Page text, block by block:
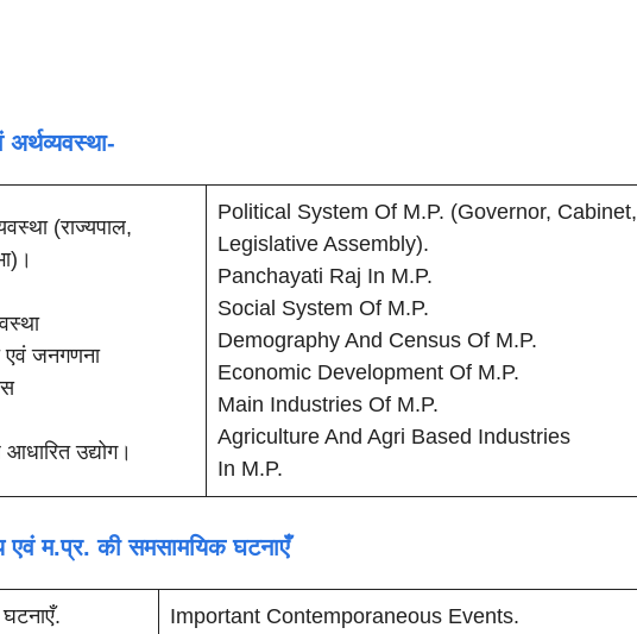
अर्थव्यवस्था-
(राज्यपाल,
एवं जनगणना
उद्योग।
Political System Of M.P. (Governor, Cabinet,
Legislative Assembly).
Panchayati Raj In M.P.
Social System Of M.P.
Demography And Census Of M.P.
Economic Development Of M.P.
Main Industries Of M.P.
Agriculture And Agri Based Industries
In M.P.
एवं म.प्र. की समसामयिक घटनाएँ
Important Contemporaneous Events.